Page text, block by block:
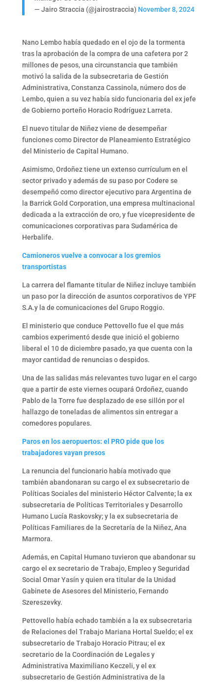
— Jairo Straccia (@jairostraccia) November 8, 2024
Nano Lembo había quedado en el ojo de la tormenta
tras la aprobación de la compra de una cafetera por 2
millones de pesos, una circunstancia que también
motivó la salida de la subsecretaria de Gestión
Administrativa, Constanza Cassinola, número dos de
Lembo, quien a su vez había sido funcionaria del ex jefe
de Gobierno porteño Horacio Rodríguez Larreta.
El nuevo titular de Niñez viene de desempeñar
funciones como Director de Planeamiento Estratégico
del Ministerio de Capital Humano.
Asimismo, Ordoñez tiene un extenso currículum en el
sector privado y además de su paso por Codere se
desempeñó como director ejecutivo para Argentina de
la Barrick Gold Corporation, una empresa multinacional
dedicada a la extracción de oro, y fue vicepresidente de
comunicaciones corporativas para Sudamérica de
Herbalife.
Camioneros vuelve a convocar a los gremios
transportistas
La carrera del flamante titular de Niñez incluye también
un paso por la dirección de asuntos corporativos de YPF
S.A.y la de comunicaciones del Grupo Roggio.
El ministerio que conduce Pettovello fue el que más
cambios experimentó desde que inició el gobierno
liberal el 10 de diciembre pasado, ya que cuenta con la
mayor cantidad de renuncias o despidos.
Una de las salidas más relevantes tuvo lugar en el cargo
que a partir de este viernes ocupará Ordoñez, cuando
Pablo de la Torre fue desplazado de ese sillón por el
hallazgo de toneladas de alimentos sin entregar a
comedores populares.
Paros en los aeropuertos: el PRO pide que los
trabajadores vayan presos
La renuncia del funcionario había motivado que
también abandonaran su cargo el ex subsecretario de
Políticas Sociales del ministerio Héctor Calvente; la ex
subsecretaria de Políticas Territoriales y Desarrollo
Humano Lucía Raskovsky; y la ex subsecretaria de
Políticas Familiares de la Secretaría de la Niñez, Ana
Marmora.
Además, en Capital Humano tuvieron que abandonar su
cargo el ex secretario de Trabajo, Empleo y Seguridad
Social Omar Yasín y quien era titular de la Unidad
Gabinete de Asesores del Ministerio, Fernando
Szereszevky.
Pettovello había echado también a la ex subsecretaria
de Relaciones del Trabajo Mariana Hortal Sueldo; el ex
subsecretario de Trabajo Horacio Pitrau; el ex
secretario de la Coordinación de Legales y
Administrativa Maximiliano Keczeli, y el ex
subsecretario de Gestión Administrativa de la